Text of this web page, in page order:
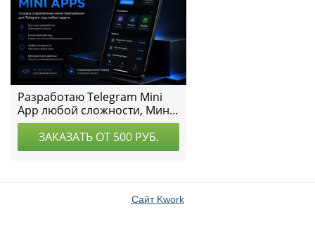
Сайт Kwork